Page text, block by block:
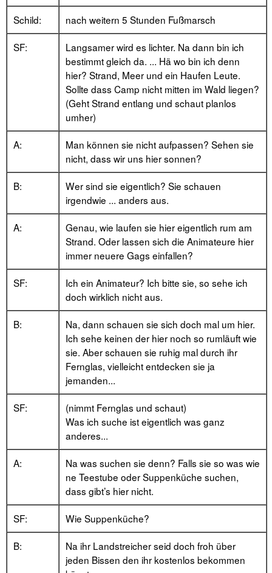
Schild: nach weitern 5 Stunden Fußmarsch
SF:
Langsamer wird es lichter. Na dann bin ich
bestimmt gleich da. ... Hä wo bin ich denn
hier? Strand, Meer und ein Haufen Leute.
Sollte dass Camp nicht mitten im Wald liegen?
(Geht Strand entlang und schaut planlos
umher)
A:
Man können sie nicht aufpassen? Sehen sie
nicht, dass wir uns hier sonnen?
B:
Wer sind sie eigentlich? Sie schauen
irgendwie ... anders aus.
A:
Genau, wie laufen sie hier eigentlich rum am
Strand. Oder lassen sich die Animateure hier
immer neuere Gags einfallen?
SF:
Ich ein Animateur? Ich bitte sie, so sehe ich
doch wirklich nicht aus.
B:
Na, dann schauen sie sich doch mal um hier.
Ich sehe keinen der hier noch so rumläuft wie
sie. Aber schauen sie ruhig mal durch ihr
Fernglas, vielleicht entdecken sie ja
jemanden...
SF:
(nimmt Fernglas und schaut)
Was ich suche ist eigentlich was ganz
anderes...
A:
Na was suchen sie denn? Falls sie so was wie
ne Teestube oder Suppenküche suchen,
dass gibt’s hier nicht.
SF: Wie Suppenküche?
B:
Na ihr Landstreicher seid doch froh über
jeden Bissen den ihr kostenlos bekommen